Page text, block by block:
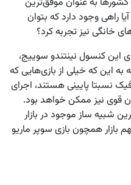
راهی وجود دارد که بتوان
خانگی نیز تجربه کرد؟
این کنسول نینتندو سوییج،
این که خیلی از بازی‌هایی که
نسبتا پایینی‌ هستند، اجرای
قوی نیز ممکن خواهد بود.
شبیه ساز موجود در بازار
بازار همچون بازی سوپر ماریو